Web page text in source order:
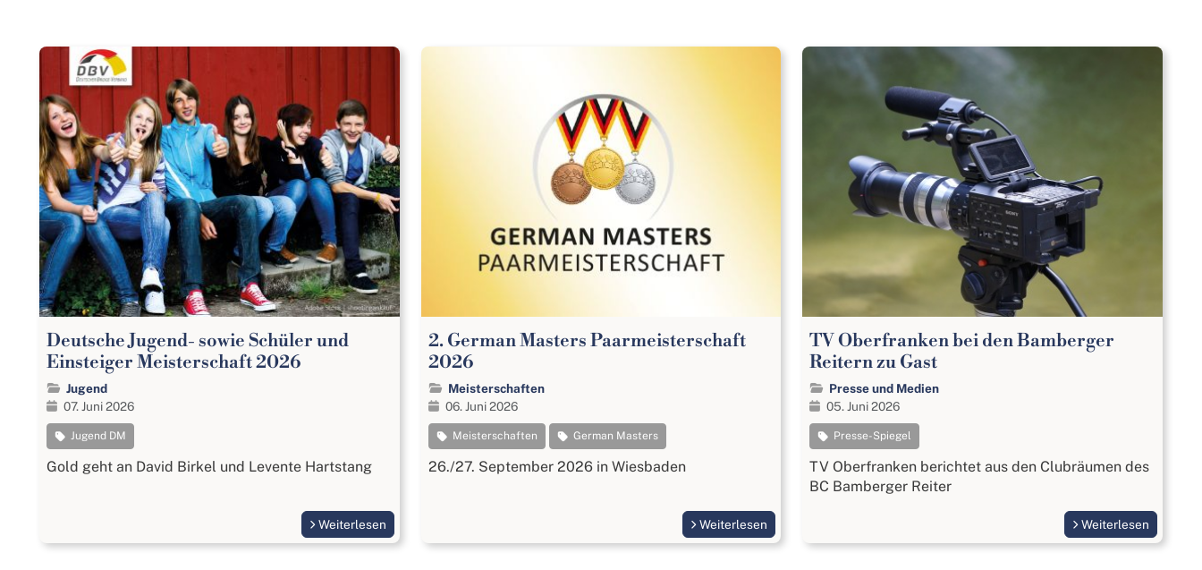
Deutsche Jugend- sowie Schüler und
Einsteiger Meisterschaft 2026
Jugend
07. Juni 2026
Jugend DM
Gold geht an David Birkel und Levente Hartstang
Weiterlesen
2. German Masters Paarmeisterschaft
2026
Meisterschaften
06. Juni 2026
Meisterschaften German Masters
26./27. September 2026 in Wiesbaden
Weiterlesen
TV Oberfranken bei den Bamberger
Reitern zu Gast
Presse und Medien
05. Juni 2026
Presse-Spiegel
TV Oberfranken berichtet aus den Clubräumen des
BC Bamberger Reiter
Weiterlesen